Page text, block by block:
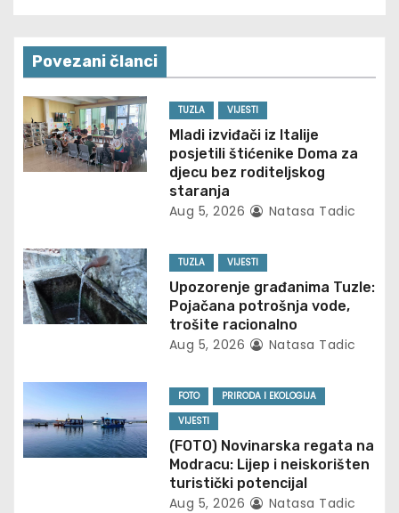
a
v
i
g
t
i
o
Povezani članci
TUZLA VIJESTI
Mladi izviđači iz Italije
posjetili štićenike Doma za
djecu bez roditeljskog
staranja
Aug 5, 2026 Natasa Tadic
TUZLA VIJESTI
Upozorenje građanima Tuzle:
Pojačana potrošnja vode,
trošite racionalno
Aug 5, 2026 Natasa Tadic
FOTO
PRIRODA I EKOLOGIJA
VIJESTI
(FOTO) Novinarska regata na
Modracu: Lijep i neiskorišten
turistički potencijal
Aug 5, 2026 Natasa Tadic